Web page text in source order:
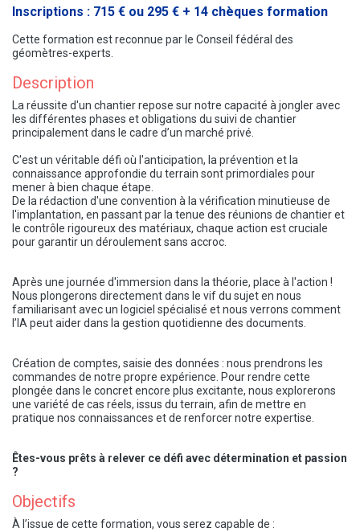
Inscriptions : 715 € ou 295 € + 14 chèques formation
Cette formation est reconnue par le Conseil fédéral des
géomètres-experts.
Description
La réussite d'un chantier repose sur notre capacité à jongler avec
les différentes phases et obligations du suivi de chantier
principalement dans le cadre d’un marché privé.
C'est un véritable défi où l'anticipation, la prévention et la
connaissance approfondie du terrain sont primordiales pour
mener à bien chaque étape.
De la rédaction d'une convention à la vérification minutieuse de
l'implantation, en passant par la tenue des réunions de chantier et
le contrôle rigoureux des matériaux, chaque action est cruciale
pour garantir un déroulement sans accroc.
Après une journée d'immersion dans la théorie, place à l'action !
Nous plongerons directement dans le vif du sujet en nous
familiarisant avec un logiciel spécialisé et nous verrons comment
l’IA peut aider dans la gestion quotidienne des documents.
Création de comptes, saisie des données : nous prendrons les
commandes de notre propre expérience. Pour rendre cette
plongée dans le concret encore plus excitante, nous explorerons
une variété de cas réels, issus du terrain, afin de mettre en
pratique nos connaissances et de renforcer notre expertise.
Êtes-vous prêts à relever ce défi avec détermination et passion
?
Objectifs
À l’issue de cette formation, vous serez capable de :